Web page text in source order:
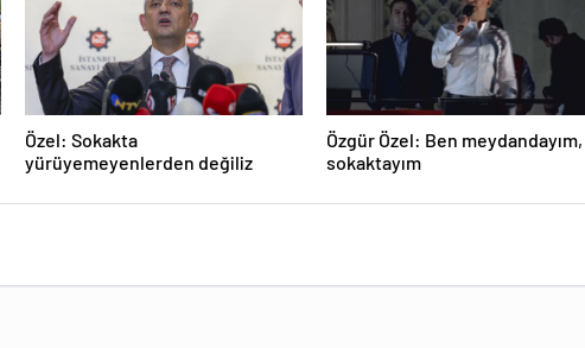
Özel: Sokakta
yürüyemeyenlerden değiliz
Özgür Özel: Ben meydandayım,
sokaktayım